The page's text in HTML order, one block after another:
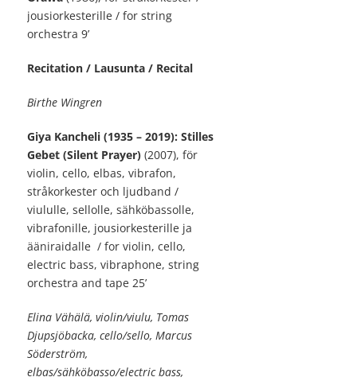
jousiorkesterille / for string
orchestra 9’
Recitation / Lausunta / Recital
Birthe Wingren
Giya Kancheli (1935 – 2019): Stilles
Gebet (Silent Prayer) (2007), för
violin, cello, elbas, vibrafon,
stråkorkester och ljudband /
viululle, sellolle, sähköbassolle,
vibrafonille, jousiorkesterille ja
ääniraidalle / for violin, cello,
electric bass, vibraphone, string
orchestra and tape 25’
Elina Vähälä, violin/viulu, Tomas
Djupsjöbacka, cello/sello, Marcus
Söderström,
elbas/sähköbasso/electric bass,